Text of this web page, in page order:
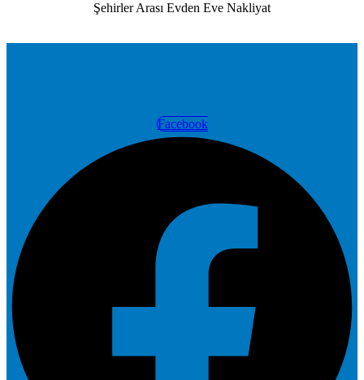
Şehirler Arası Evden Eve Nakliyat
Facebook